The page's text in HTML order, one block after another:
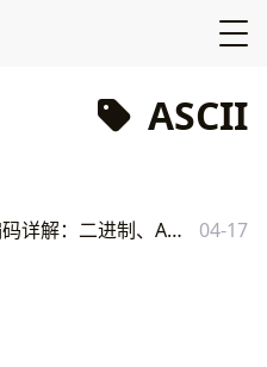
ASCII
Go 语言进制转换与字符编码详解：二进制、ASCII、Unicode 与 UTF-8 04-17